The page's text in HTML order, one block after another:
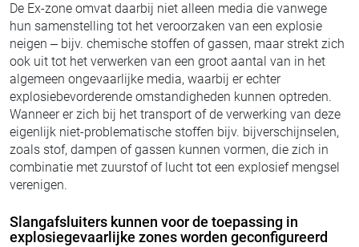
De Ex-zone omvat daarbij niet alleen media die vanwege
hun samenstelling tot het veroorzaken van een explosie
neigen – bijv. chemische stoffen of gassen, maar strekt zich
ook uit tot het verwerken van een groot aantal van in het
algemeen ongevaarlijke media, waarbij er echter
explosiebevorderende omstandigheden kunnen optreden.
Wanneer er zich bij het transport of de verwerking van deze
eigenlijk niet-problematische stoffen bijv. bijverschijnselen,
zoals stof, dampen of gassen kunnen vormen, die zich in
combinatie met zuurstof of lucht tot een explosief mengsel
verenigen.
Slangafsluiters kunnen voor de toepassing in
explosiegevaarlijke zones worden geconfigureerd